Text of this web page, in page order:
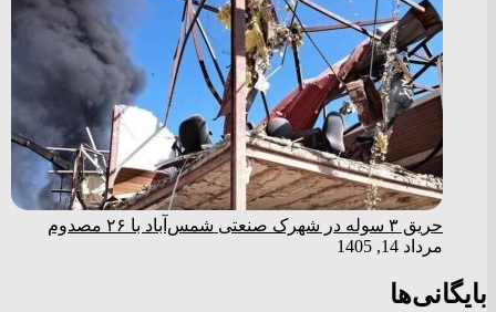
حریق ۳ سوله در شهرک صنعتی شمس‌آباد با ۲۶ مصدوم
مرداد 14, 1405
بایگانی‌ها